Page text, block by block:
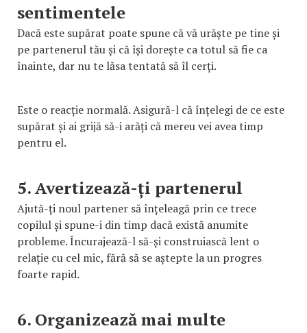
sentimentele
Dacă este supărat poate spune că vă urăște pe tine și
pe partenerul tău și că își dorește ca totul să fie ca
înainte, dar nu te lăsa tentată să îl cerți.
Este o reacție normală. Asigură-l că înțelegi de ce este
supărat și ai grijă să-i arăți că mereu vei avea timp
pentru el.
5. Avertizează-ți partenerul
Ajută-ți noul partener să înțeleagă prin ce trece
copilul și spune-i din timp dacă există anumite
probleme. Încurajează-l să-și construiască lent o
relație cu cel mic, fără să se aștepte la un progres
foarte rapid.
6. Organizează mai multe